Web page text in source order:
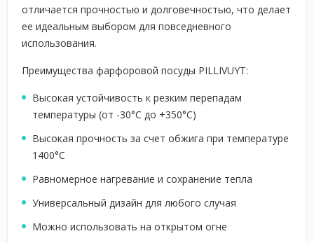
отличается прочностью и долговечностью, что делает
ее идеальным выбором для повседневного
использования.
Преимущества фарфоровой посуды PILLIVUYT:
Высокая устойчивость к резким перепадам
температуры (от -30°С до +350°С)
Высокая прочность за счет обжига при температуре
1400°С
Равномерное нагревание и сохранение тепла
Универсальный дизайн для любого случая
Можно использовать на открытом огне